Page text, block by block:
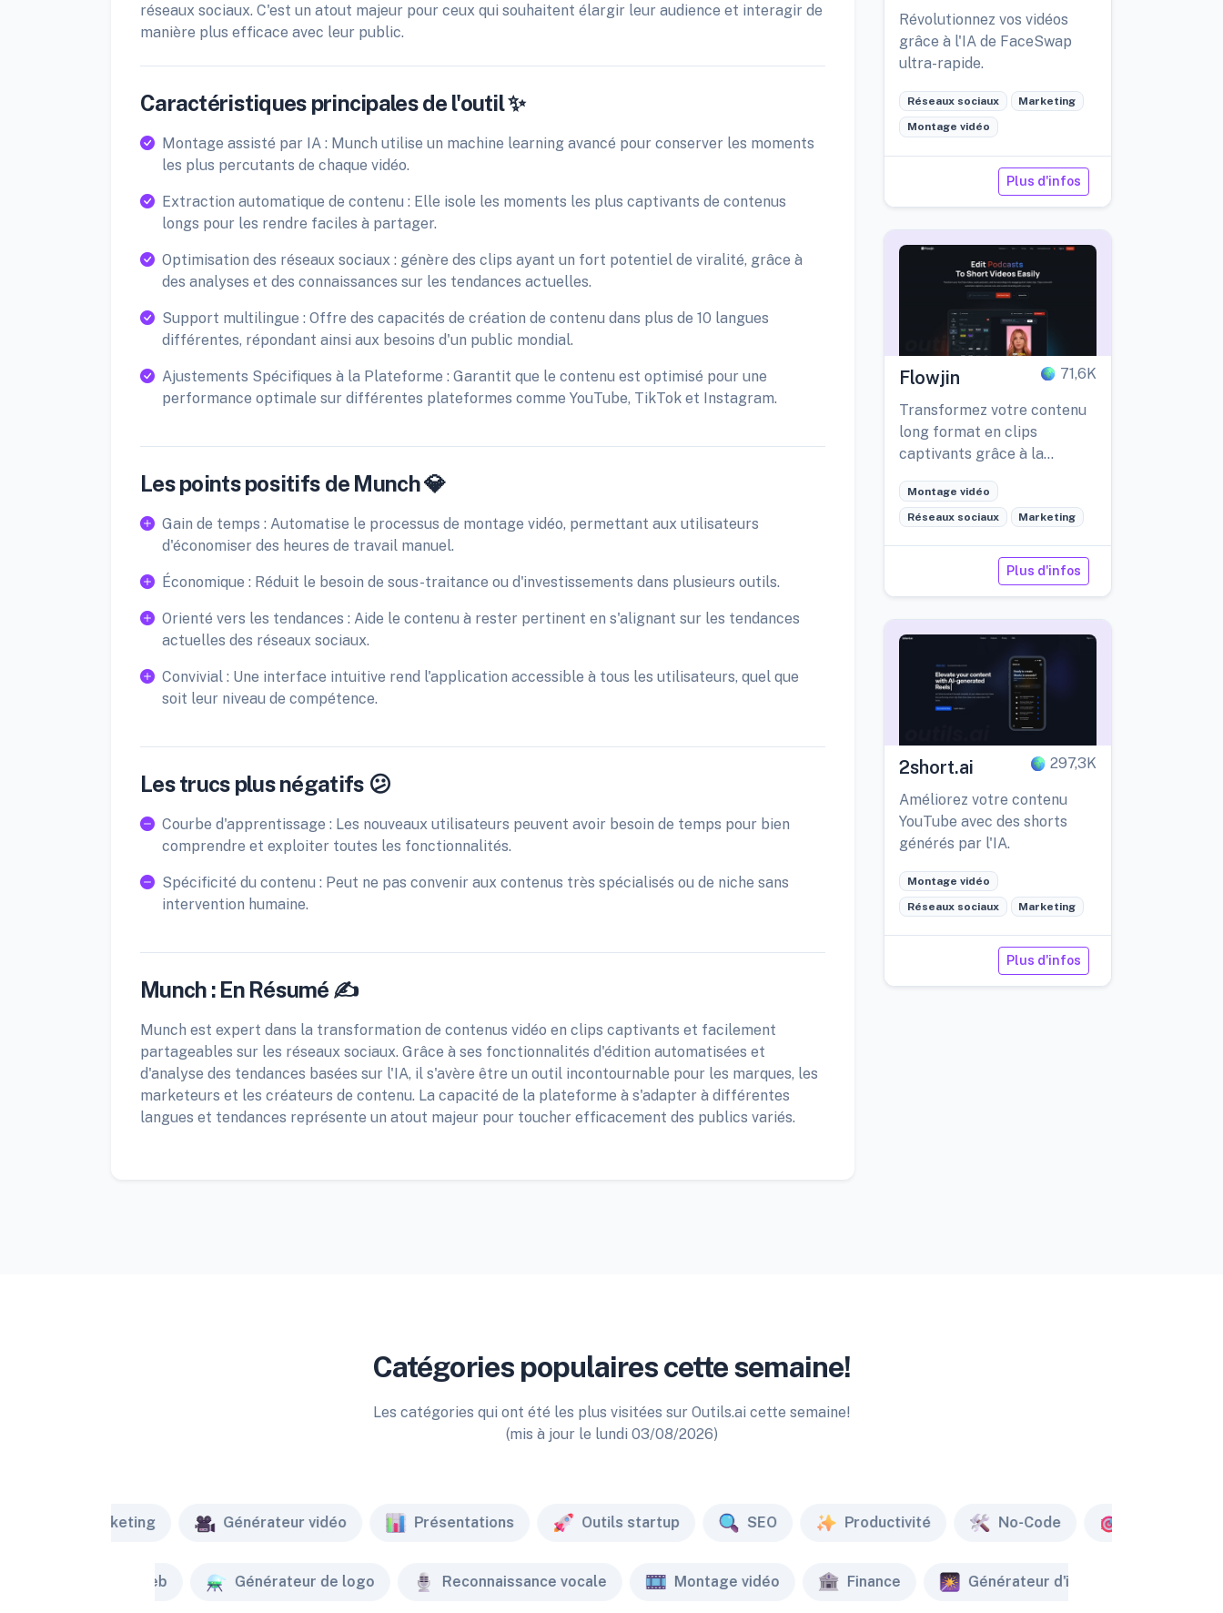
réseaux sociaux. C'est un atout majeur pour ceux qui souhaitent élargir leur audience et interagir de
manière plus efficace avec leur public.
Caractéristiques principales de l'outil ✨
Montage assisté par IA : Munch utilise un machine learning avancé pour conserver les moments
les plus percutants de chaque vidéo.
Extraction automatique de contenu : Elle isole les moments les plus captivants de contenus
longs pour les rendre faciles à partager.
Optimisation des réseaux sociaux : génère des clips ayant un fort potentiel de viralité, grâce à
des analyses et des connaissances sur les tendances actuelles.
Support multilingue : Offre des capacités de création de contenu dans plus de 10 langues
différentes, répondant ainsi aux besoins d'un public mondial.
Ajustements Spécifiques à la Plateforme : Garantit que le contenu est optimisé pour une
performance optimale sur différentes plateformes comme YouTube, TikTok et Instagram.
Les points positifs de Munch 💎
Gain de temps : Automatise le processus de montage vidéo, permettant aux utilisateurs
d'économiser des heures de travail manuel.
Économique : Réduit le besoin de sous-traitance ou d'investissements dans plusieurs outils.
Orienté vers les tendances : Aide le contenu à rester pertinent en s'alignant sur les tendances
actuelles des réseaux sociaux.
Convivial : Une interface intuitive rend l'application accessible à tous les utilisateurs, quel que
soit leur niveau de compétence.
Les trucs plus négatifs 😕
Courbe d'apprentissage : Les nouveaux utilisateurs peuvent avoir besoin de temps pour bien
comprendre et exploiter toutes les fonctionnalités.
Spécificité du contenu : Peut ne pas convenir aux contenus très spécialisés ou de niche sans
intervention humaine.
Munch : En Résumé ✍️
Munch est expert dans la transformation de contenus vidéo en clips captivants et facilement
partageables sur les réseaux sociaux. Grâce à ses fonctionnalités d'édition automatisées et
d'analyse des tendances basées sur l'IA, il s'avère être un outil incontournable pour les marques, les
marketeurs et les créateurs de contenu. La capacité de la plateforme à s'adapter à différentes
langues et tendances représente un atout majeur pour toucher efficacement des publics variés.
Révolutionnez vos vidéos
grâce à l'IA de FaceSwap
ultra-rapide.
Réseaux sociaux Marketing
Montage vidéo
Plus d'infos
Flowjin 71,6K
Transformez votre contenu
long format en clips
captivants grâce à la
assistée par l'IA.
Montage vidéo
Réseaux sociaux Marketing
Plus d'infos
2short.ai 297,3K
Améliorez votre contenu
YouTube avec des shorts
générés par l'IA.
Montage vidéo
Réseaux sociaux Marketing
Plus d'infos
Catégories populaires cette semaine!
Les catégories qui ont été les plus visitées sur Outils.ai cette semaine!
(mis à jour le lundi 03/08/2026)
Marketing Générateur vidéo Présentations Outils startup SEO Productivité No-Code
Créateur de site web Générateur de logo Reconnaissance vocale Montage vidéo Finance Générateur d'image